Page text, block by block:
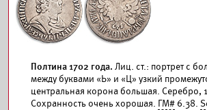
Полтина 1702 года. Лиц. ст.: портрет с
между буквами «Ь» и «Ц» узкий
центральная корона большая. Серебро,
Сохранность очень хорошая. ГМ# 6.38.